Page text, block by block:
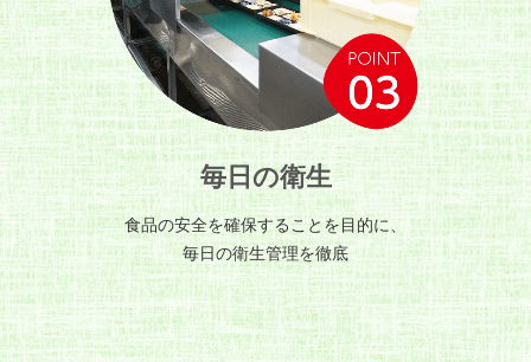
毎日の衛生
食品の安全を確保することを目的に、
毎日の衛生管理を徹底